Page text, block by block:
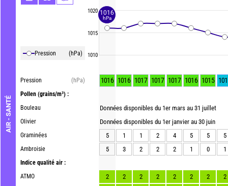
AIR - SANTÉ
Pression (hPa)
Pression
(hPa)
Pollen (grains/m³) :
Bouleau
Olivier
Graminées
Ambroisie
Indice qualité air :
ATMO
1020
1015
1010
1016 1016 1017 1017 1017 1016 1015
Données disponibles du 1er mars au 31 juillet
Données disponibles du 1er janvier au 30 juin
5
1 1 2 4 5 5
5
5
3 2 2 2 1 0 1
2 2 2 2 2 2 2
2
1016
hPa